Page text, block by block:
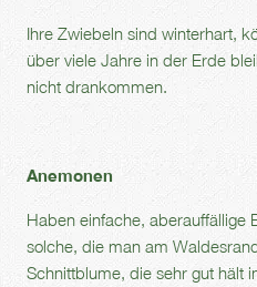
Ihre Zwiebeln sind winterhart,
über viele Jahre in der Erde
nicht drankommen.
Anemonen
Haben einfache, aberauffällige
solche, die man am
Schnittblume, die sehr gut hält